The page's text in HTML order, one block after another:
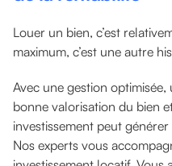
Louer un bien, c’est
maximum, c’est une autre
Avec une gestion
bonne valorisation du bien
investissement peut
Nos experts vous